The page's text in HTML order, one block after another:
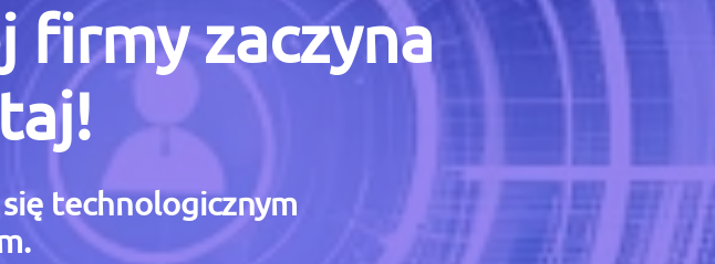
firmy zaczyna
technologicznym